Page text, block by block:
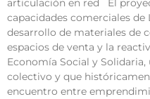
articulación en red El
capacidades comerciales
desarrollo de materiales de
espacios de venta y la
Economía Social y
colectivo y que
encuentro entre